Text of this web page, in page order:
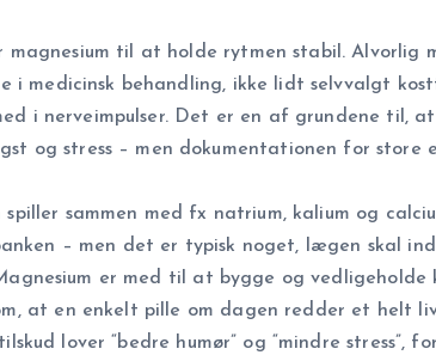
magnesium til at holde rytmen stabil. Alvorlig
i medicinsk behandling, ikke lidt selvvalgt
i nerveimpulser. Det er en af grundene til,
og stress – men dokumentationen for store
spiller sammen med fx natrium, kalium og
– men det er typisk noget, lægen skal ind
er med til at bygge og vedligeholde
at en enkelt pille om dagen redder et helt
lover “bedre humør” og “mindre stress”,